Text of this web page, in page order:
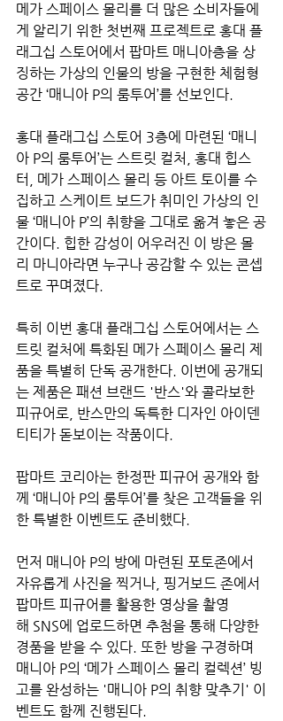
메가 스페이스 몰리를 더 많은 소비자들에
게 알리기 위한 첫번째 프로젝트로 홍대 플
래그십 스토어에서 팝마트 매니아층을 상
징하는 가상의 인물의 방을 구현한 체험형
공간 ‘매니아 P의 룸투어’를 선보인다.
홍대 플래그십 스토어 3층에 마련된 ‘매니
아 P의 룸투어’는 스트릿 컬처, 홍대 힙스
터, 메가 스페이스 몰리 등 아트 토이를 수
집하고 스케이트 보드가 취미인 가상의 인
물 ‘매니아 P’의 취향을 그대로 옮겨 놓은 공
간이다. 힙한 감성이 어우러진 이 방은 몰
리 마니아라면 누구나 공감할 수 있는 콘셉
트로 꾸며졌다.
특히 이번 홍대 플래그십 스토어에서는 스
트릿 컬처에 특화된 메가 스페이스 몰리 제
품을 특별히 단독 공개한다. 이번에 공개되
는 제품은 패션 브랜드 '반스'와 콜라보한
피규어로, 반스만의 독특한 디자인 아이덴
티티가 돋보이는 작품이다.
팝마트 코리아는 한정판 피규어 공개와 함
께 ‘매니아 P의 룸투어’를 찾은 고객들을 위
한 특별한 이벤트도 준비했다.
먼저 매니아 P의 방에 마련된 포토존에서
자유롭게 사진을 찍거나, 핑거보드 존에서
팝마트 피규어를 활용한 영상을 촬영
해 SNS에 업로드하면 추첨을 통해 다양한
경품을 받을 수 있다. 또한 방을 구경하며
매니아 P의 ‘메가 스페이스 몰리 컬렉션’ 빙
고를 완성하는 '매니아 P의 취향 맞추기' 이
벤트도 함께 진행된다.